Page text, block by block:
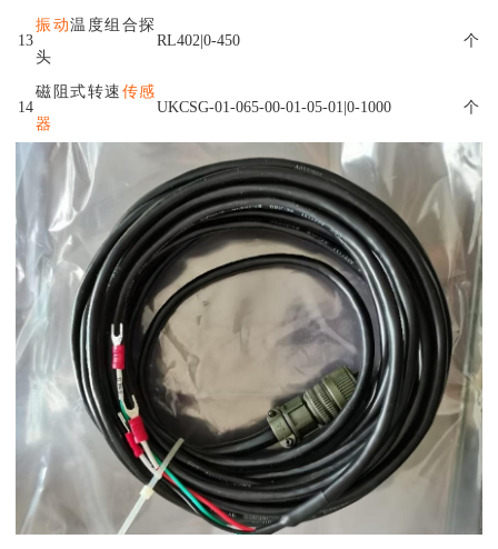
13
振动温度组合探
头
RL402|0-450 个
14
磁阻式转速传感
器
UKCSG-01-065-00-01-05-01|0-1000 个